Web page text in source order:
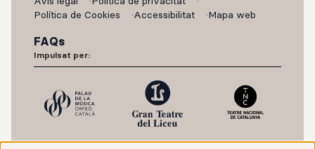
Política de Cookies
Accessibilitat Mapa web
FAQs
Impulsat per: